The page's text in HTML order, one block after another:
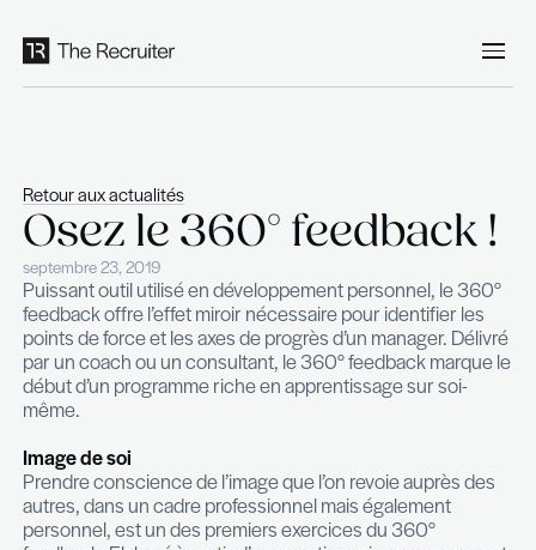
Retour aux actualités
Osez le 360°
septembre 23, 2019
Puissant outil utilisé en développement
feedback offre l’effet miroir nécessaire pour
points de force et les axes de progrès d’un
par un coach ou un consultant, le 360°
début d’un programme riche en apprentissage
même.